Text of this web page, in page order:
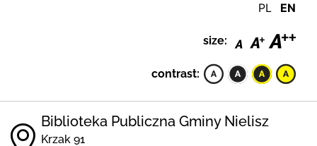
PL EN
size:
contrast:
Biblioteka Publiczna Gminy Nielisz
Krzak 91